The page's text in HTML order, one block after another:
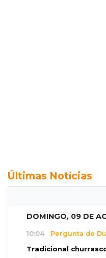
Últimas Notícias
DOMINGO, 09 DE
10:04 Pergunta do
Tradicional